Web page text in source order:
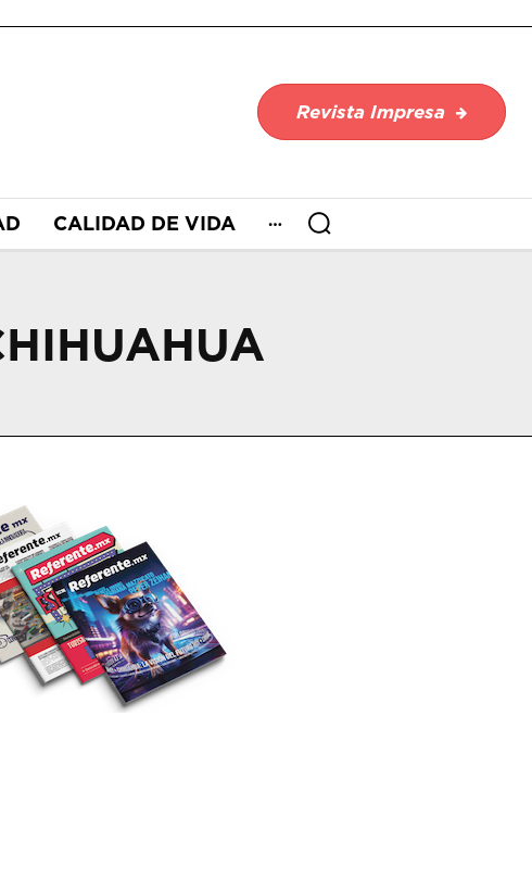
Revista Impresa
CALIDAD DE VIDA